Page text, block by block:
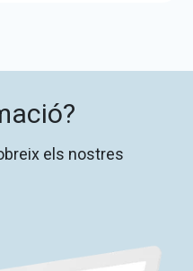
els nostres